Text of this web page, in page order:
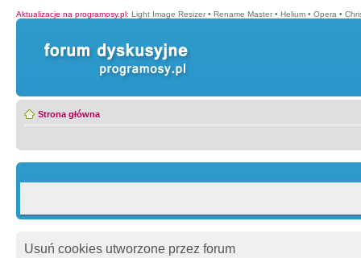
Aktualizacje na programosy.pl: Light Image Resizer • Rename Master • Helium • Opera •
Strona główna
Usuń cookies utworzone przez forum